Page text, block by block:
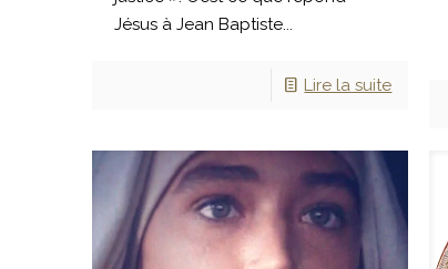
Jésus à Jean Baptiste...
Lire la suite